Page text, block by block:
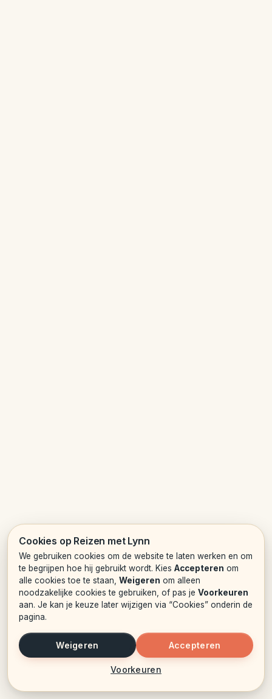
Cookies op Reizen met Lynn
We gebruiken cookies om de website te laten werken en om
te begrijpen hoe hij gebruikt wordt. Kies Accepteren om
alle cookies toe te staan, Weigeren om alleen
noodzakelijke cookies te gebruiken, of pas je Voorkeuren
aan. Je kan je keuze later wijzigen via “Cookies” onderin de
pagina.
Weigeren
Voorkeuren
Accepteren